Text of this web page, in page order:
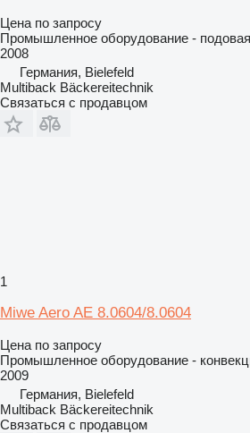
Цена по запросу
Промышленное оборудование -
2008
Германия, Bielefeld
Multiback Bäckereitechnik
Связаться с продавцом
1
Miwe Aero AE 8.0604/8.0604
Цена по запросу
Промышленное оборудование -
2009
Германия, Bielefeld
Multiback Bäckereitechnik
Связаться с продавцом